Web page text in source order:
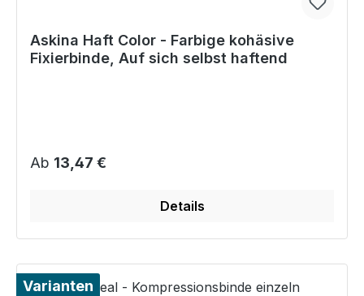
Askina Haft Color - Farbige kohäsive
Fixierbinde, Auf sich selbst haftend
Regulärer Preis:
Ab 13,47 €
Details
Varianten